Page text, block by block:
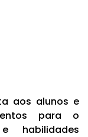
aos alunos e
para o
habilidades